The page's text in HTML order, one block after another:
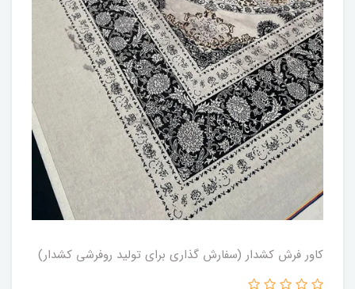
کاور فرش کشدار (سفارش گذاری برای تولید روفرشی کشدار)